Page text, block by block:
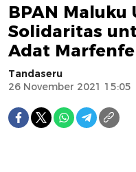
BPAN Maluku
Solidaritas
Adat
Tandaseru
26 November 2021 15:05